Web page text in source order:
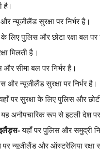
है।
न्यूजीलैंड सुरक्षा पर निर्भर है।
के लिए पुलिस और छोटा रक्षा बल पर
मिलती है।
और सीमा बल पर निर्भर है।
और न्यूजीलैंड सुरक्षा पर निर्भर है।
पर सुरक्षा के लिए पुलिस और
अनौपचारिक रूप से इटली देश पर
यहाँ पर पुलिस और समुद्री
न्यूजीलैंड और ऑस्ट्रेलिया रक्षा